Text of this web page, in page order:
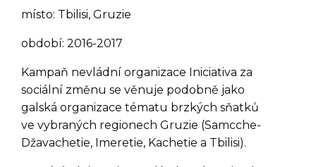
místo: Tbilisi, Gruzie
období: 2016-2017
Kampaň nevládní organizace Iniciativa za
sociální změnu se věnuje podobně jako
galská organizace tématu brzkých sňatků
ve vybraných regionech Gruzie (Samcche-
Džavachetie, Imeretie, Kachetie a Tbilisi).